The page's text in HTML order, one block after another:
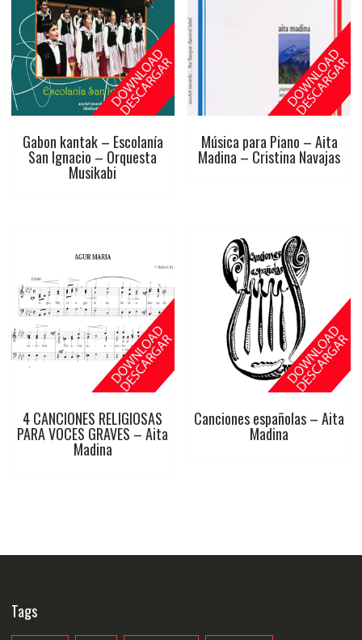
Gabon kantak – Escolanía
San Ignacio – Orquesta
Musikabi
Música para Piano – Aita
Madina – Cristina Navajas
4 CANCIONES RELIGIOSAS
PARA VOCES GRAVES – Aita
Madina
Canciones españolas – Aita
Madina
Tags